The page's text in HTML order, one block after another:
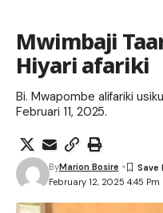
Mwimbaji
Hiyari afariki
Bi. Mwapombe alifariki
Februari 11, 2025.
February 12, 2025 4:45 Pm
ByMarion Bosire